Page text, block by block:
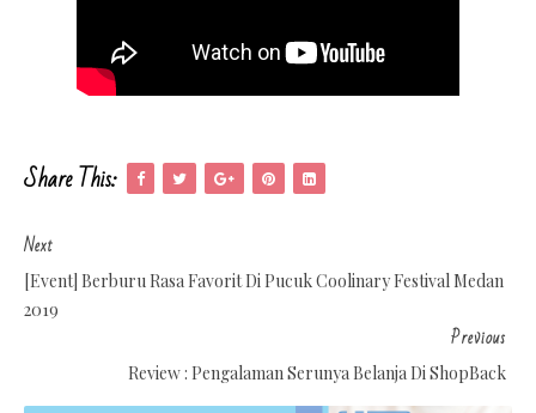
Share This:
Next
[Event] Berburu Rasa Favorit Di Pucuk Coolinary Festival Medan
2019
Previous
Review : Pengalaman Serunya Belanja Di ShopBack